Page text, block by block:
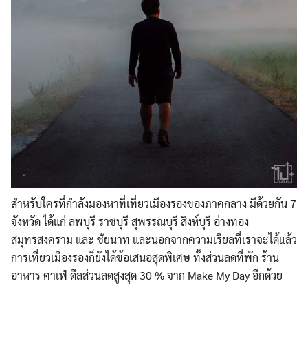
สำหรับใครที่กำลังมองหาที่เที่ยวเมืองรองของภาคกลาง มีด้วยกัน 7
จังหวัด ได้แก่ ลพบุรี ราชบุรี สุพรรณบุรี สิงห์บุรี อ่างทอง
สมุทรสงคราม และ ชัยนาท และนอกจากความเรียลที่เราจะได้แล้ว
การเที่ยวเมืองรองก็ยังได้ข้อเสนอสุดพิเศษ ทั้งส่วนลดที่พัก ร้าน
อาหาร คาเฟ่ ดีลส่วนลดสูงสุด 30 % จาก Make My Day อีกด้วย